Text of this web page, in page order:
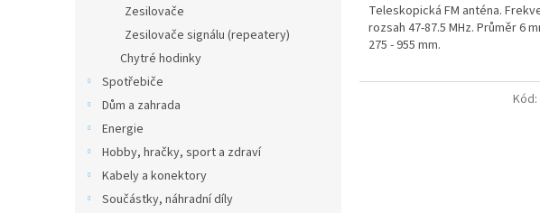
Zesilovače
Zesilovače signálu (repeatery)
Chytré hodinky
Spotřebiče
Dům a zahrada
Energie
Hobby, hračky, sport a zdraví
Kabely a konektory
Součástky, náhradní díly
Teleskopická FM anténa.
rozsah 47-87.5 MHz. Průměr 6
275 - 955 mm.
Kód: